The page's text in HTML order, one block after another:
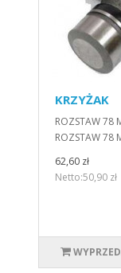
KRZYŻAK
ROZSTAW 78
ROZSTAW 78
62,60 zł
Netto:50,90 zł